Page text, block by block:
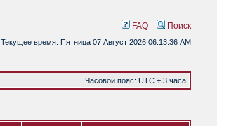
FAQ Поиск
Текущее время: Пятница 07 Август 2026 06:13:36 AM
Часовой пояс: UTC + 3 часа